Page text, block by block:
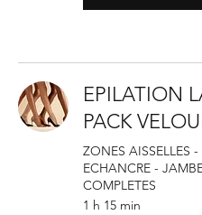
EPILATION
PACK
ZONES AISSELLES
ECHANCRE -
COMPLETES
1 h 15 min